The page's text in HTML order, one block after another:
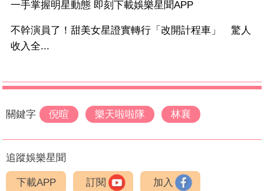
一手掌握明星動態 即刻下載娛樂星聞APP
不幹演員了！甜美女星證實轉行「改開計程車」 驚人
收入全...
關鍵字 倪暄 樂天啦啦隊 林襄
追蹤娛樂星聞
下載APP 訂閱 加入